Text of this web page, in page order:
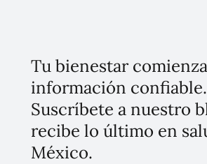
Tu bienestar
información
Suscríbete a nuestro
recibe lo último en
México.